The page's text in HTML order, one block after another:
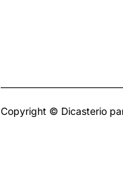
Copyright © Dicasterio